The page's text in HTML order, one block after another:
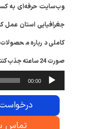
وب‌سایت حرفه‌ای به
جغرافیایی استان عمل
کاملی درباره
صورت 24 ساعته جذب کنند.
00:00
تماس